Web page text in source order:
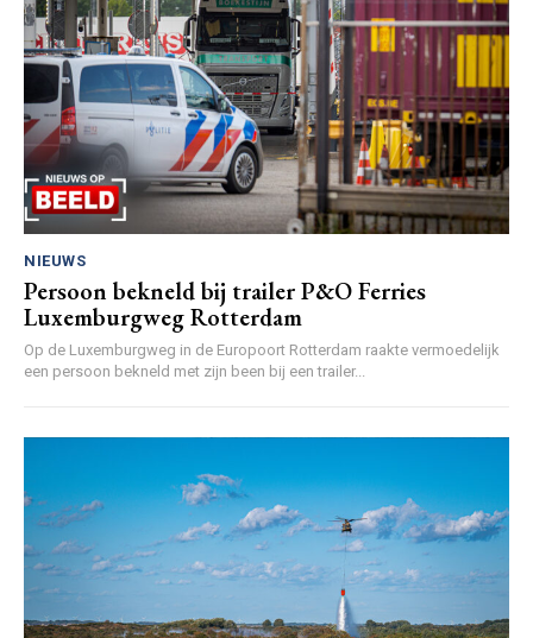
NIEUWS
Persoon bekneld bij trailer P&O Ferries
Luxemburgweg Rotterdam
Op de Luxemburgweg in de Europoort Rotterdam raakte vermoedelijk
een persoon bekneld met zijn been bij een trailer...